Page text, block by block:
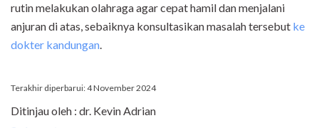
rutin melakukan olahraga agar cepat hamil dan menjalani
anjuran di atas, sebaiknya konsultasikan masalah tersebut ke
dokter kandungan.
Terakhir diperbarui: 4 November 2024